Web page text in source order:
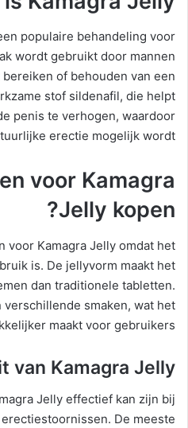
populaire behandeling voor
wordt gebruikt door mannen
of behouden van een
stof sildenafil, die helpt
penis te verhogen, waardoor
erectie mogelijk wordt.
voor Kamagra
Jelly kopen?
voor Kamagra Jelly omdat het
is. De jellyvorm maakt het
dan traditionele tabletten.
smaken, wat het
maakt voor gebruikers.
van Kamagra Jelly
Jelly effectief kan zijn bij
De meeste